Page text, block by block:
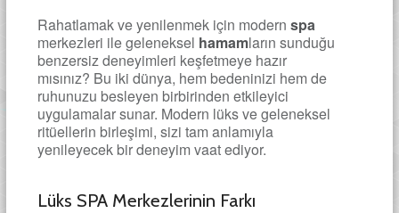
Rahatlamak ve yenilenmek için modern spa
merkezleri ile geleneksel hamamların sunduğu
benzersiz deneyimleri keşfetmeye hazır
mısınız? Bu iki dünya, hem bedeninizi hem de
ruhunuzu besleyen birbirinden etkileyici
uygulamalar sunar. Modern lüks ve geleneksel
ritüellerin birleşimi, sizi tam anlamıyla
yenileyecek bir deneyim vaat ediyor.
Lüks SPA Merkezlerinin Farkı